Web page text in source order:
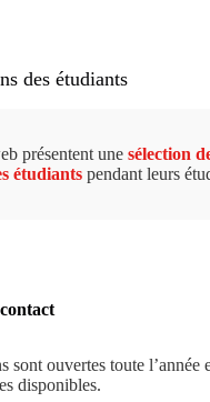
des étudiants
présentent une sélection
étudiants pendant leurs
sont ouvertes toute l’année
disponibles.